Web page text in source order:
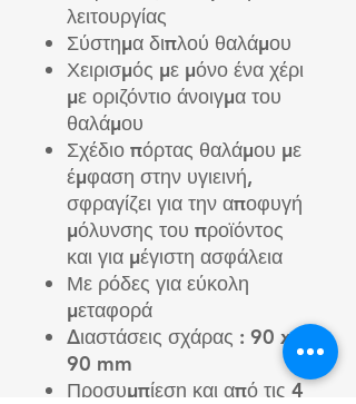
λειτουργίας
Σύστημα διπλού θαλάμου
Χειρισμός με μόνο ένα χέρι
με οριζόντιο άνοιγμα του
θαλάμου
Σχέδιο πόρτας θαλάμου με
έμφαση στην υγιεινή,
σφραγίζει για την αποφυγή
μόλυνσης του προϊόντος
και για μέγιστη ασφάλεια
Με ρόδες για εύκολη
μεταφορά
Διαστάσεις σχάρας : 90 x
90 mm
Προσυμπίεση και από τις 4